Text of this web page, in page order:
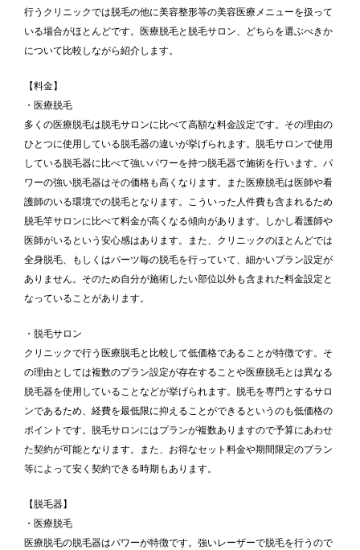
行うクリニックでは脱毛の他に美容整形等の美容医療メニューを扱って
いる場合がほとんどです。医療脱毛と脱毛サロン、どちらを選ぶべきか
について比較しながら紹介します。
【料金】
・医療脱毛
多くの医療脱毛は脱毛サロンに比べて高額な料金設定です。その理由の
ひとつに使用している脱毛器の違いが挙げられます。脱毛サロンで使用
している脱毛器に比べて強いパワーを持つ脱毛器で施術を行います。パ
ワーの強い脱毛器はその価格も高くなります。また医療脱毛は医師や看
護師のいる環境での脱毛となります。こういった人件費も含まれるため
脱毛竿サロンに比べて料金が高くなる傾向があります。しかし看護師や
医師がいるという安心感はあります。また、クリニックのほとんどでは
全身脱毛、もしくはパーツ毎の脱毛を行っていて、細かいプラン設定が
ありません。そのため自分が施術したい部位以外も含まれた料金設定と
なっていることがあります。
・脱毛サロン
クリニックで行う医療脱毛と比較して低価格であることが特徴です。そ
の理由としては複数のプラン設定が存在することや医療脱毛とは異なる
脱毛器を使用していることなどが挙げられます。脱毛を専門とするサロ
ンであるため、経費を最低限に抑えることができるというのも低価格の
ポイントです。脱毛サロンにはプランが複数ありますので予算にあわせ
た契約が可能となります。また、お得なセット料金や期間限定のプラン
等によって安く契約できる時期もあります。
【脱毛器】
・医療脱毛
医療脱毛の脱毛器はパワーが特徴です。強いレーザーで脱毛を行うので